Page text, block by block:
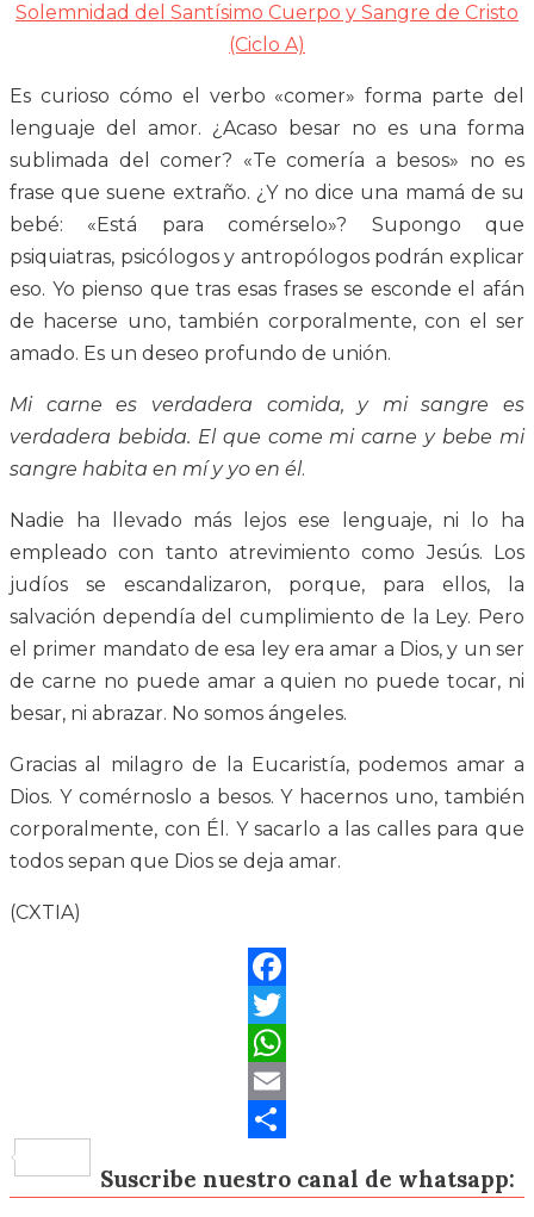
Solemnidad del Santísimo Cuerpo y Sangre de Cristo
(Ciclo A)
Es curioso cómo el verbo «comer» forma parte del
lenguaje del amor. ¿Acaso besar no es una forma
sublimada del comer? «Te comería a besos» no es
frase que suene extraño. ¿Y no dice una mamá de su
bebé: «Está para comérselo»? Supongo que
psiquiatras, psicólogos y antropólogos podrán explicar
eso. Yo pienso que tras esas frases se esconde el afán
de hacerse uno, también corporalmente, con el ser
amado. Es un deseo profundo de unión.
Mi carne es verdadera comida, y mi sangre es
verdadera bebida. El que come mi carne y bebe mi
sangre habita en mí y yo en él.
Nadie ha llevado más lejos ese lenguaje, ni lo ha
empleado con tanto atrevimiento como Jesús. Los
judíos se escandalizaron, porque, para ellos, la
salvación dependía del cumplimiento de la Ley. Pero
el primer mandato de esa ley era amar a Dios, y un ser
de carne no puede amar a quien no puede tocar, ni
besar, ni abrazar. No somos ángeles.
Gracias al milagro de la Eucaristía, podemos amar a
Dios. Y comérnoslo a besos. Y hacernos uno, también
corporalmente, con Él. Y sacarlo a las calles para que
todos sepan que Dios se deja amar.
(CXTIA)
Facebook
Twitter
WhatsApp
Email
Suscribe nuestro canal de whatsapp: